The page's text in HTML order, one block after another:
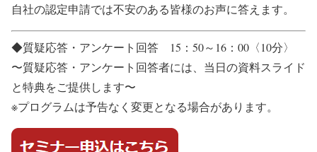
自社の認定申請では不安のある皆様のお声に答えます。
◆質疑応答・アンケート回答 15：50～16：00〈10分〉
〜質疑応答・アンケート回答者には、当日の資料スライド
と特典をご提供します〜
※プログラムは予告なく変更となる場合があります。